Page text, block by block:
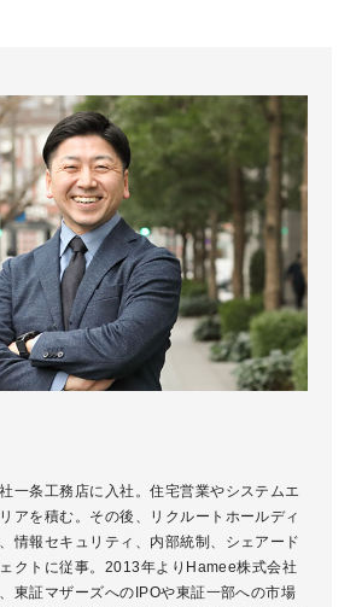
一条工務店に入社。住宅営業やシステムエ
アを積む。その後、リクルートホールディ
情報セキュリティ、内部統制、シェアード
クトに従事。2013年よりHamee株式会社
東証マザーズへのIPOや東証一部への市場